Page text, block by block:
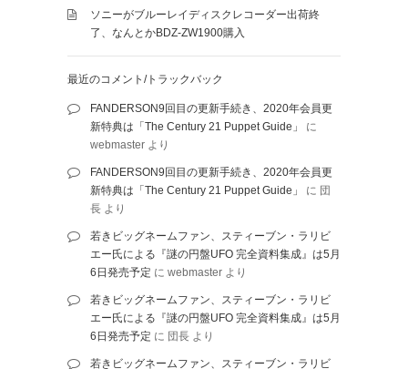
ソニーがブルーレイディスクレコーダー出荷終
了、なんとかBDZ-ZW1900購入
最近のコメント/トラックバック
FANDERSON9回目の更新手続き、2020年会員更
新特典は「The Century 21 Puppet Guide」
に
webmaster より
FANDERSON9回目の更新手続き、2020年会員更
新特典は「The Century 21 Puppet Guide」
に 団
長 より
若きビッグネームファン、スティーブン・ラリビ
エー氏による『謎の円盤UFO 完全資料集成』は5月
6日発売予定 に webmaster より
若きビッグネームファン、スティーブン・ラリビ
エー氏による『謎の円盤UFO 完全資料集成』は5月
6日発売予定 に 団長 より
若きビッグネームファン、スティーブン・ラリビ